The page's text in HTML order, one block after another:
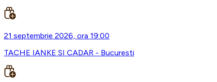
21 septembrie 2026, ora 19:00
TACHE IANKE SI CADAR - Bucuresti